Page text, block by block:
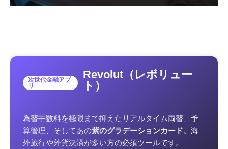
次世代金融アプ
リ
Revolut（レボリュー
ト）
為替手数料を極限まで抑えたリアルタイム両替、予
算管理、そしてあの紫のグラデーションカード。海
外旅行や外貨決済が多い方の必須ツールです。